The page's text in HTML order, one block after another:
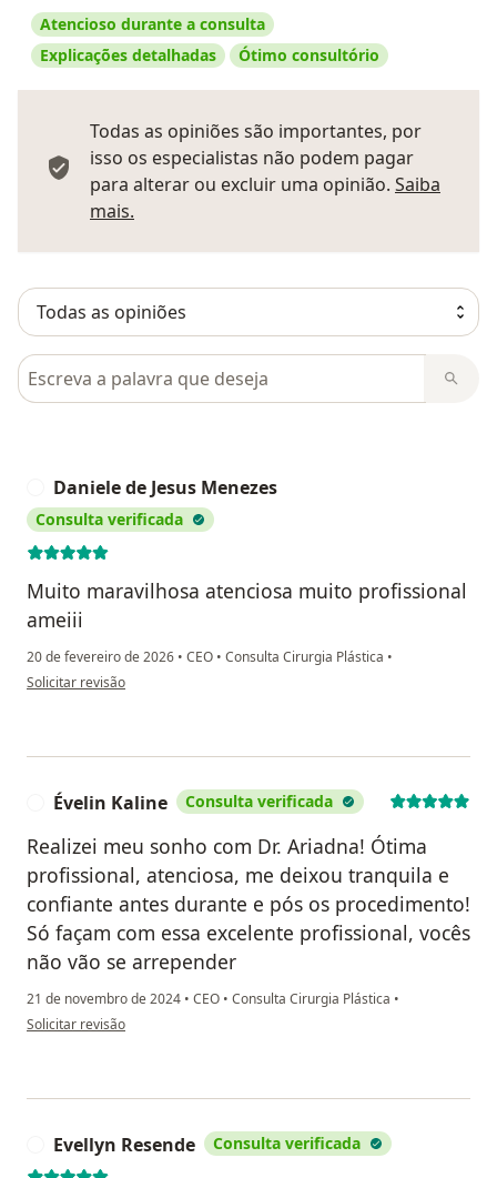
Atencioso durante a consulta
Explicações detalhadas
Ótimo consultório
Todas as opiniões são importantes, por
isso os especialistas não podem pagar
para alterar ou excluir uma opinião. Saiba
mais.
Pesquisar em opiniões
Daniele de Jesus Menezes
Consulta verificada
Muito maravilhosa atenciosa muito profissional
ameiii
20 de fevereiro de 2026 • CEO • Consulta Cirurgia Plástica •
na opinião do utilizador Daniele de Jesus Menezes
Solicitar revisão
Évelin Kaline Consulta verificada
Realizei meu sonho com Dr. Ariadna! Ótima
profissional, atenciosa, me deixou tranquila e
confiante antes durante e pós os procedimento!
Só façam com essa excelente profissional, vocês
não vão se arrepender
21 de novembro de 2024 • CEO • Consulta Cirurgia Plástica •
na opinião do utilizador Évelin Kaline
Solicitar revisão
Evellyn Resende Consulta verificada